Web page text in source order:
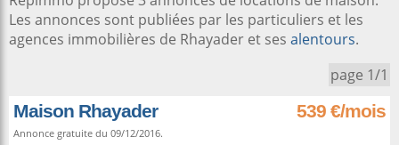
Les annonces sont publiées par les particuliers et les
agences immobilières de Rhayader et ses alentours.
page 1/1
Maison Rhayader 539 €/mois
Annonce gratuite du 09/12/2016.